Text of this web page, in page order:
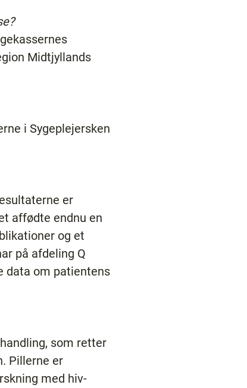
Midtjyllands
i Sygeplejersken
er
affødte endnu en
og et
på afdeling Q
data om patientens
som retter
Pillerne er
med hiv-